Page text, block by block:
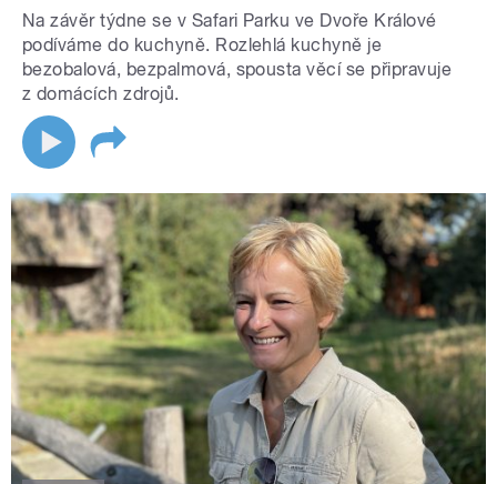
Na závěr týdne se v Safari Parku ve Dvoře Králové
podíváme do kuchyně. Rozlehlá kuchyně je
bezobalová, bezpalmová, spousta věcí se připravuje
z domácích zdrojů.